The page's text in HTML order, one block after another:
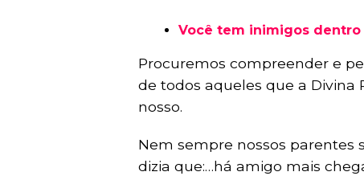
Você tem inimigos dentro
Procuremos compreender e
de todos aqueles que a Divina
nosso.
Nem sempre nossos parentes
dizia que:…há amigo mais